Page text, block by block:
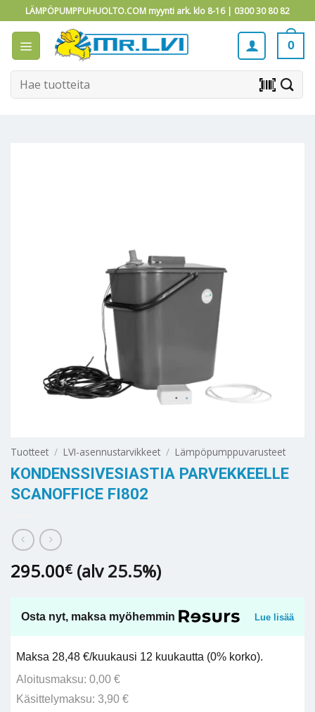
to
content
LÄMPÖPUMPPUHUOLTO.COM myynti ark. klo 8-16 | 0300 30 80 82
0
Etsi: barcode_scanner
Tuotteet / LVI-asennustarvikkeet / Lämpöpumppuvarusteet
KONDENSSIVESIASTIA PARVEKKEELLE
SCANOFFICE FI802
295.00€ (alv 25.5%)
Osta nyt, maksa myöhemmin Lue lisää
Maksa 28,48 €/kuukausi 12 kuukautta (0% korko).
Aloitusmaksu: 0,00 €
Käsittelymaksu: 3,90 €